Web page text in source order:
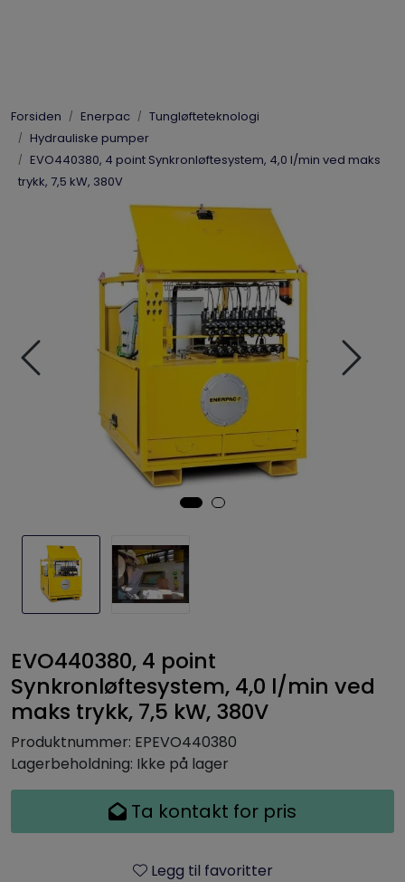
Forsiden Enerpac
Tungløfteteknologi
Hydrauliske pumper
EVO440380, 4 point Synkronløftesystem, 4,0 l/min ved maks
trykk, 7,5 kW, 380V
EVO440380, 4 point
Synkronløftesystem, 4,0 l/min ved
maks trykk, 7,5 kW, 380V
Produktnummer: EPEVO440380
Lagerbeholdning: Ikke på lager
Ta kontakt for pris
Legg til favoritter
Enerpac
Hydraulikk
Vis priser inkl. mva.